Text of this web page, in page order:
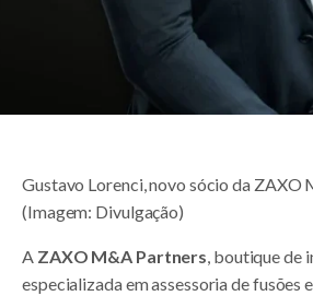
Gustavo Lorenci, novo sócio da ZAXO
(Imagem: Divulgação)
A ZAXO M&A Partners, boutique de
especializada em assessoria de fusões